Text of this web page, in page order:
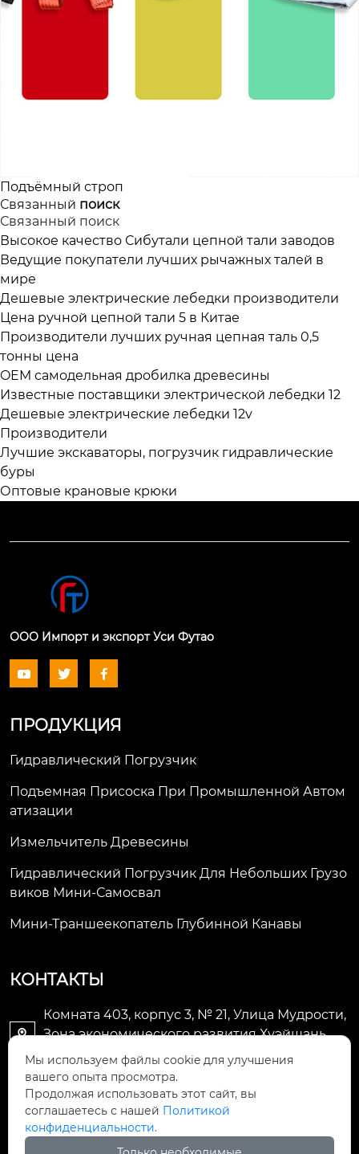
Подъёмный строп
Связанный поиск
Связанный поиск
Высокое качество Сибутали цепной тали заводов
Ведущие покупатели лучших рычажных талей в
мире
Дешевые электрические лебедки производители
Цена ручной цепной тали 5 в Китае
Производители лучших ручная цепная таль 0,5
тонны цена
OEM самодельная дробилка древесины
Известные поставщики электрической лебедки 12
Дешевые электрические лебедки 12v
Производители
Лучшие экскаваторы, погрузчик гидравлические
буры
Оптовые крановые крюки
ООО Импорт и экспорт Уси Футао
  
ПРОДУКЦИЯ
Гидравлический Погрузчик
Подъемная Присоска При Промышленной Автом
Атизации
Измельчитель Древесины
Гидравлический Погрузчик Для Небольших Грузо
Виков Мини-Самосвал
Мини-Траншеекопатель Глубинной Канавы
КОНТАКТЫ

Комната 403, корпус 3, № 21, Улица Мудрости,
Зона экономического развития Хуэйшань,
 li@futaogroup.com
 +86-13665163520
Мы используем файлы cookie для улучшения
вашего опыта просмотра.
Продолжая использовать этот сайт, вы
соглашаетесь с нашей Политикой
конфиденциальности.